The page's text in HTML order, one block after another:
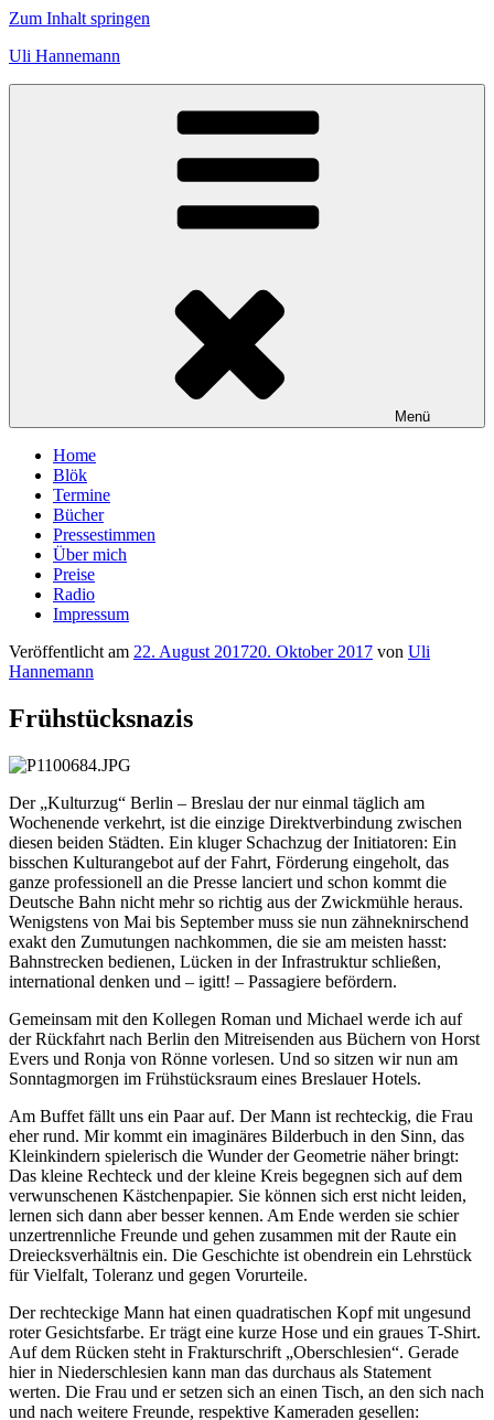
Zum Inhalt springen
Uli Hannemann
Menü
Home
Blök
Termine
Bücher
Pressestimmen
Über mich
Preise
Radio
Impressum
Veröffentlicht am 22. August 201720. Oktober 2017 von Uli
Hannemann
Frühstücksnazis
Der „Kulturzug“ Berlin – Breslau der nur einmal täglich am
Wochenende verkehrt, ist die einzige Direktverbindung zwischen
diesen beiden Städten. Ein kluger Schachzug der Initiatoren: Ein
bisschen Kulturangebot auf der Fahrt, Förderung eingeholt, das
ganze professionell an die Presse lanciert und schon kommt die
Deutsche Bahn nicht mehr so richtig aus der Zwickmühle heraus.
Wenigstens von Mai bis September muss sie nun zähneknirschend
exakt den Zumutungen nachkommen, die sie am meisten hasst:
Bahnstrecken bedienen, Lücken in der Infrastruktur schließen,
international denken und – igitt! – Passagiere befördern.
Gemeinsam mit den Kollegen Roman und Michael werde ich auf
der Rückfahrt nach Berlin den Mitreisenden aus Büchern von Horst
Evers und Ronja von Rönne vorlesen. Und so sitzen wir nun am
Sonntagmorgen im Frühstücksraum eines Breslauer Hotels.
Am Buffet fällt uns ein Paar auf. Der Mann ist rechteckig, die Frau
eher rund. Mir kommt ein imaginäres Bilderbuch in den Sinn, das
Kleinkindern spielerisch die Wunder der Geometrie näher bringt:
Das kleine Rechteck und der kleine Kreis begegnen sich auf dem
verwunschenen Kästchenpapier. Sie können sich erst nicht leiden,
lernen sich dann aber besser kennen. Am Ende werden sie schier
unzertrennliche Freunde und gehen zusammen mit der Raute ein
Dreiecksverhältnis ein. Die Geschichte ist obendrein ein Lehrstück
für Vielfalt, Toleranz und gegen Vorurteile.
Der rechteckige Mann hat einen quadratischen Kopf mit ungesund
roter Gesichtsfarbe. Er trägt eine kurze Hose und ein graues T-Shirt.
Auf dem Rücken steht in Frakturschrift „Oberschlesien“. Gerade
hier in Niederschlesien kann man das durchaus als Statement
werten. Die Frau und er setzen sich an einen Tisch, an den sich nach
und nach weitere Freunde, respektive Kameraden gesellen: